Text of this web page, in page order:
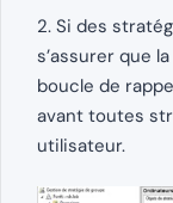
2. Si des
s’assurer que
boucle de
avant toutes
utilisateur.